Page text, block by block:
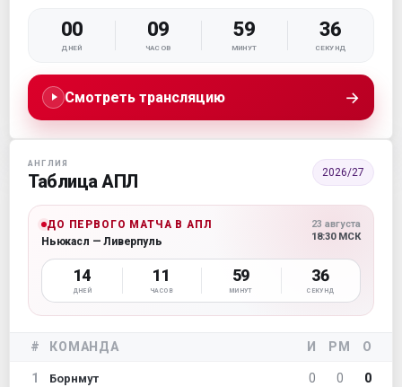
00
ДНЕЙ
09
ЧАСОВ
59
МИНУТ
35
СЕКУНД
Смотреть трансляцию →
АНГЛИЯ
Таблица АПЛ 2026/27
ДО ПЕРВОГО МАТЧА В АПЛ
Ньюкасл — Ливерпуль
23 августа
18:30 МСК
14
ДНЕЙ
11
ЧАСОВ
59
МИНУТ
35
СЕКУНД
# КОМАНДА И РМ О
1 Борнмут 0 0 0